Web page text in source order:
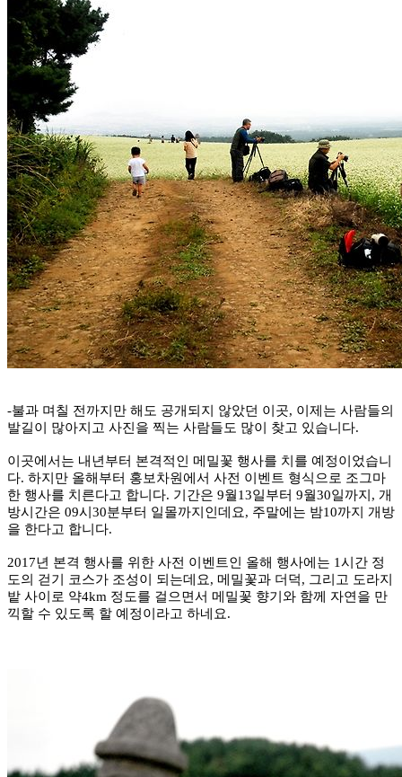
-불과 며칠 전까지만 해도 공개되지 않았던 이곳, 이제는 사람들의
발길이 많아지고 사진을 찍는 사람들도 많이 찾고 있습니다.
이곳에서는 내년부터 본격적인 메밀꽃 행사를 치를 예정이었습니
다. 하지만 올해부터 홍보차원에서 사전 이벤트 형식으로 조그마
한 행사를 치른다고 합니다. 기간은 9월13일부터 9월30일까지, 개
방시간은 09시30분부터 일몰까지인데요, 주말에는 밤10까지 개방
을 한다고 합니다.
2017년 본격 행사를 위한 사전 이벤트인 올해 행사에는 1시간 정
도의 걷기 코스가 조성이 되는데요, 메밀꽃과 더덕, 그리고 도라지
밭 사이로 약4km 정도를 걸으면서 메밀꽃 향기와 함께 자연을 만
끽할 수 있도록 할 예정이라고 하네요.